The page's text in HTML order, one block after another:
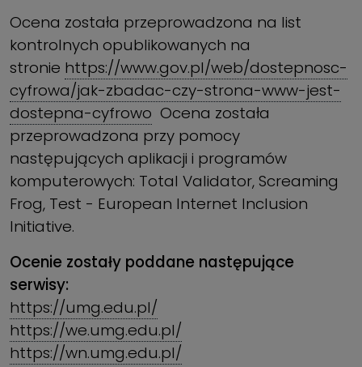
Ocena została przeprowadzona na list
kontrolnych opublikowanych na
stronie https://www.gov.pl/web/dostepnosc-
cyfrowa/jak-zbadac-czy-strona-www-jest-
dostepna-cyfrowo Ocena została
przeprowadzona przy pomocy
następujących aplikacji i programów
komputerowych: Total Validator, Screaming
Frog, Test - European Internet Inclusion
Initiative.
Ocenie zostały poddane następujące
serwisy:
https://umg.edu.pl/
https://we.umg.edu.pl/
https://wn.umg.edu.pl/